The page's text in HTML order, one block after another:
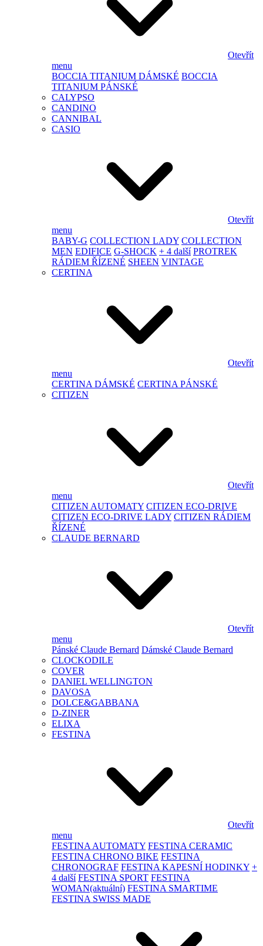
Otevřít
menu
BOCCIA TITANIUM DÁMSKÉ BOCCIA
TITANIUM PÁNSKÉ
CALYPSO
CANDINO
CANNIBAL
CASIO
Otevřít
menu
BABY-G COLLECTION LADY COLLECTION
MEN EDIFICE G-SHOCK + 4 další PROTREK
RÁDIEM ŘÍZENÉ SHEEN VINTAGE
CERTINA
Otevřít
menu
CERTINA DÁMSKÉ CERTINA PÁNSKÉ
CITIZEN
Otevřít
menu
CITIZEN AUTOMATY CITIZEN ECO-DRIVE
CITIZEN ECO-DRIVE LADY CITIZEN RÁDIEM
ŘÍZENÉ
CLAUDE BERNARD
Otevřít
menu
Pánské Claude Bernard Dámské Claude Bernard
CLOCKODILE
COVER
DANIEL WELLINGTON
DAVOSA
DOLCE&GABBANA
D-ZINER
ELIXA
FESTINA
Otevřít
menu
FESTINA AUTOMATY FESTINA CERAMIC
FESTINA CHRONO BIKE FESTINA
CHRONOGRAF FESTINA KAPESNÍ HODINKY +
4 další FESTINA SPORT FESTINA
WOMAN(aktuální) FESTINA SMARTIME
FESTINA SWISS MADE